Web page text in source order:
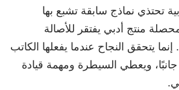
تحتذي نماذج سابقة تشبع بها
منتج أدبي يفتقر للأصالة
يتحقق النجاح عندما يفعلها الكاتب
ويعطي السيطرة ومهمة قيادة